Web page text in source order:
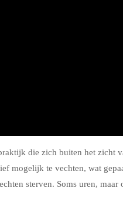
die zich buiten het zicht
mogelijk te vechten, wat
sterven. Soms uren,